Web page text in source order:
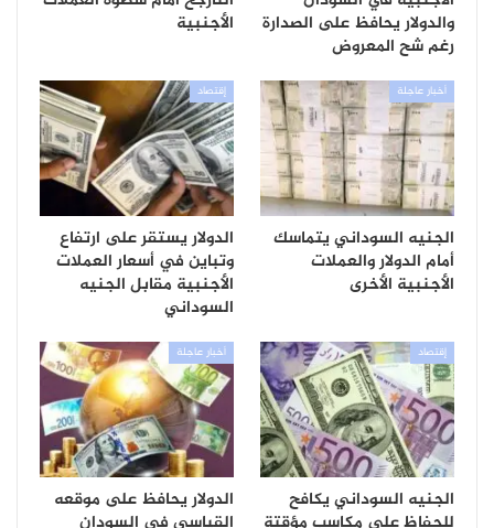
والدولار يحافظ على الصدارة
رغم شح المعروض
الأجنبية
أخبار عاجلة
الجنيه السوداني يتماسك
أمام الدولار والعملات
الأجنبية الأخرى
إقتصاد
الدولار يستقر على ارتفاع
وتباين في أسعار العملات
الأجنبية مقابل الجنيه
السوداني
إقتصاد
الجنيه السوداني يكافح
أخبار عاجلة
الدولار يحافظ على موقعه